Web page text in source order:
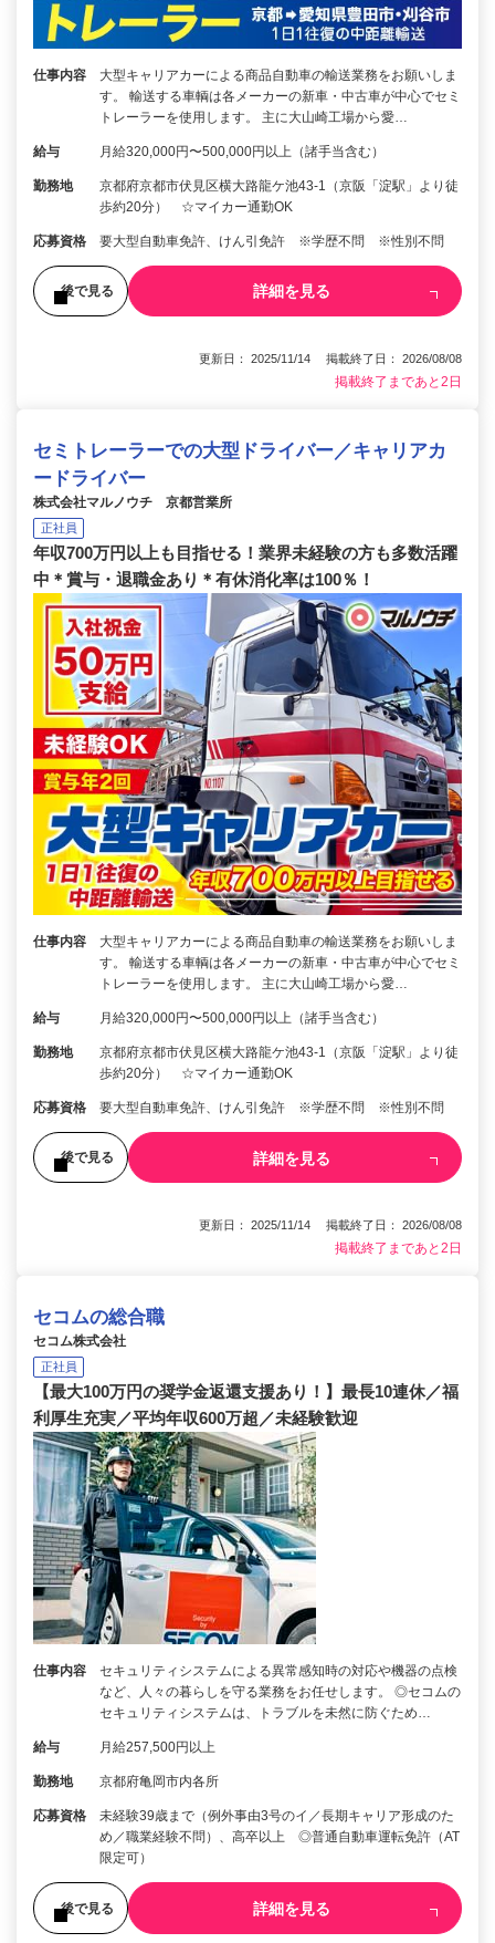
仕事内容
大型キャリアカーによる商品自動車の輸送業務をお願いしま
す。 輸送する車輌は各メーカーの新車・中古車が中心でセミ
トレーラーを使用します。 主に大山崎工場から愛…
給与 月給320,000円〜500,000円以上（諸手当含む）
勤務地
京都府京都市伏見区横大路龍ケ池43-1（京阪「淀駅」より徒
歩約20分） ☆マイカー通勤OK
応募資格 要大型自動車免許、けん引免許 ※学歴不問 ※性別不問
後で見る 詳細を見る
更新日： 2025/11/14 掲載終了日： 2026/08/08
掲載終了まであと2日
セミトレーラーでの大型ドライバー／キャリアカ
ードライバー
株式会社マルノウチ 京都営業所
正社員
年収700万円以上も目指せる！業界未経験の方も多数活躍
中＊賞与・退職金あり＊有休消化率は100％！
仕事内容
大型キャリアカーによる商品自動車の輸送業務をお願いしま
す。 輸送する車輌は各メーカーの新車・中古車が中心でセミ
トレーラーを使用します。 主に大山崎工場から愛…
給与 月給320,000円〜500,000円以上（諸手当含む）
勤務地
京都府京都市伏見区横大路龍ケ池43-1（京阪「淀駅」より徒
歩約20分） ☆マイカー通勤OK
応募資格 要大型自動車免許、けん引免許 ※学歴不問 ※性別不問
後で見る 詳細を見る
更新日： 2025/11/14 掲載終了日： 2026/08/08
掲載終了まであと2日
セコムの総合職
セコム株式会社
正社員
【最大100万円の奨学金返還支援あり！】最長10連休／福
利厚生充実／平均年収600万超／未経験歓迎
仕事内容
セキュリティシステムによる異常感知時の対応や機器の点検
など、人々の暮らしを守る業務をお任せします。 ◎セコムの
セキュリティシステムは、トラブルを未然に防ぐため…
給与 月給257,500円以上
勤務地 京都府亀岡市内各所
応募資格
未経験39歳まで（例外事由3号のイ／長期キャリア形成のた
め／職業経験不問）、高卒以上 ◎普通自動車運転免許（AT
限定可）
後で見る 詳細を見る